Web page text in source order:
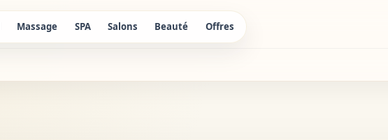
Massage SPA Salons Beauté Offres